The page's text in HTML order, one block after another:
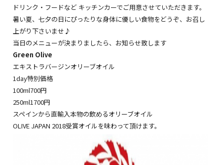
ドリンク・フードなど キッチンカーでご用意させていただきます。
暑い夏、七夕の日にぴったりな身体に優しい食物をどうぞ、お召し
上がり下さいませ♪
当日のメニューが決まりましたら、お知らせ致します
Green Olive
エキストラバージンオリーブオイル
1day特別価格
100ml700円
250ml1700円
スペインから直輸入本物の飲めるオリーブオイル
OLIVE JAPAN 2018受賞オイルを味わって頂けます。